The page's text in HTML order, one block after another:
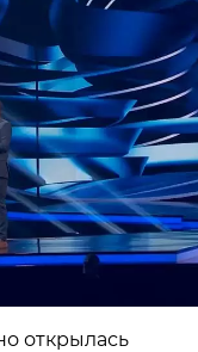
открылась